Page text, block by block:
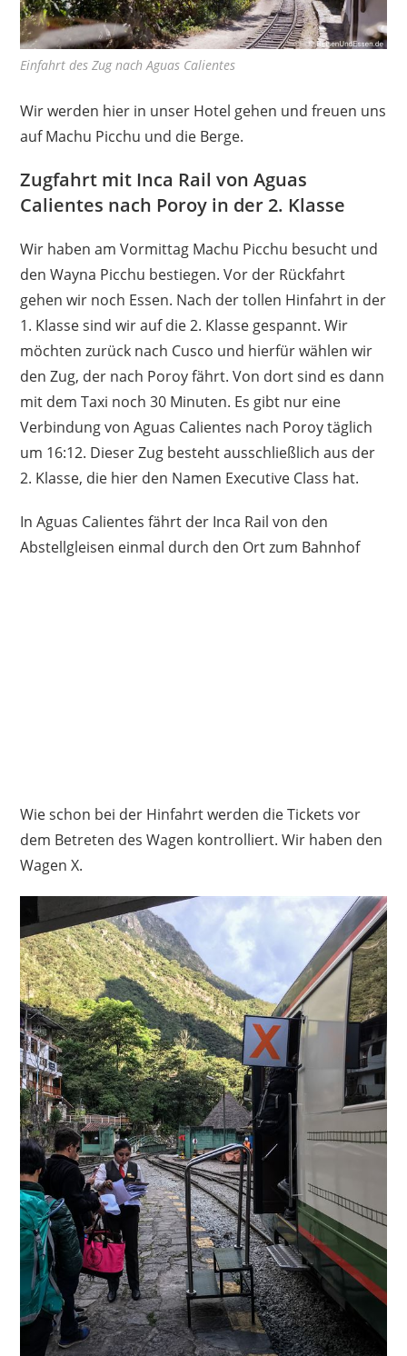
Einfahrt des Zug nach Aguas Calientes
Wir werden hier in unser Hotel gehen und freuen uns
auf Machu Picchu und die Berge.
Zugfahrt mit Inca Rail von Aguas
Calientes nach Poroy in der 2. Klasse
Wir haben am Vormittag Machu Picchu besucht und
den Wayna Picchu bestiegen. Vor der Rückfahrt
gehen wir noch Essen. Nach der tollen Hinfahrt in der
1. Klasse sind wir auf die 2. Klasse gespannt. Wir
möchten zurück nach Cusco und hierfür wählen wir
den Zug, der nach Poroy fährt. Von dort sind es dann
mit dem Taxi noch 30 Minuten. Es gibt nur eine
Verbindung von Aguas Calientes nach Poroy täglich
um 16:12. Dieser Zug besteht ausschließlich aus der
2. Klasse, die hier den Namen Executive Class hat.
In Aguas Calientes fährt der Inca Rail von den
Abstellgleisen einmal durch den Ort zum Bahnhof
Wie schon bei der Hinfahrt werden die Tickets vor
dem Betreten des Wagen kontrolliert. Wir haben den
Wagen X.